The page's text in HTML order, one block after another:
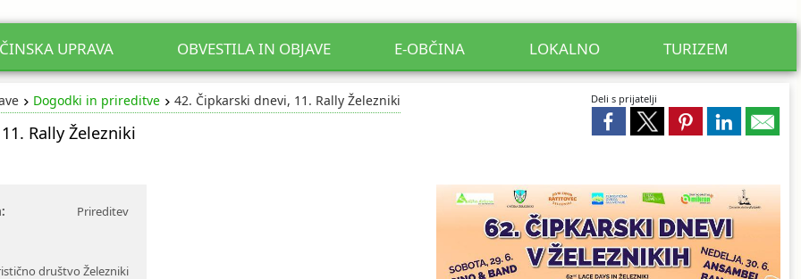
UPRAVA OBVESTILA IN OBJAVE E-OBČINA LOKALNO TURIZEM
Deli s prijatelji
Dogodki in prireditve 42. Čipkarski dnevi, 11. Rally Železniki
Rally Železniki
Prireditev
društvo Železniki